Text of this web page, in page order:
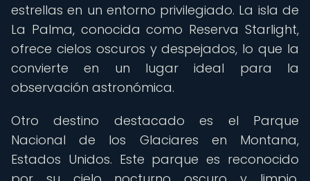
estrellas en un entorno privilegiado. La isla de
La Palma, conocida como Reserva Starlight,
ofrece cielos oscuros y despejados, lo que la
convierte en un lugar ideal para la
observación astronómica.
Otro destino destacado es el Parque
Nacional de los Glaciares en Montana,
Estados Unidos. Este parque es reconocido